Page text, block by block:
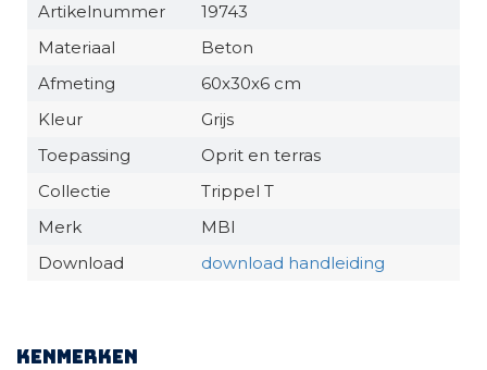
Artikelnummer
19743
Materiaal
Beton
Afmeting
60x30x6 cm
Kleur
Grijs
Toepassing
Oprit en terras
Collectie
Trippel T
Merk
MBI
Download
download handleiding
Kenmerken